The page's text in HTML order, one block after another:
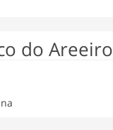
do Areeiro